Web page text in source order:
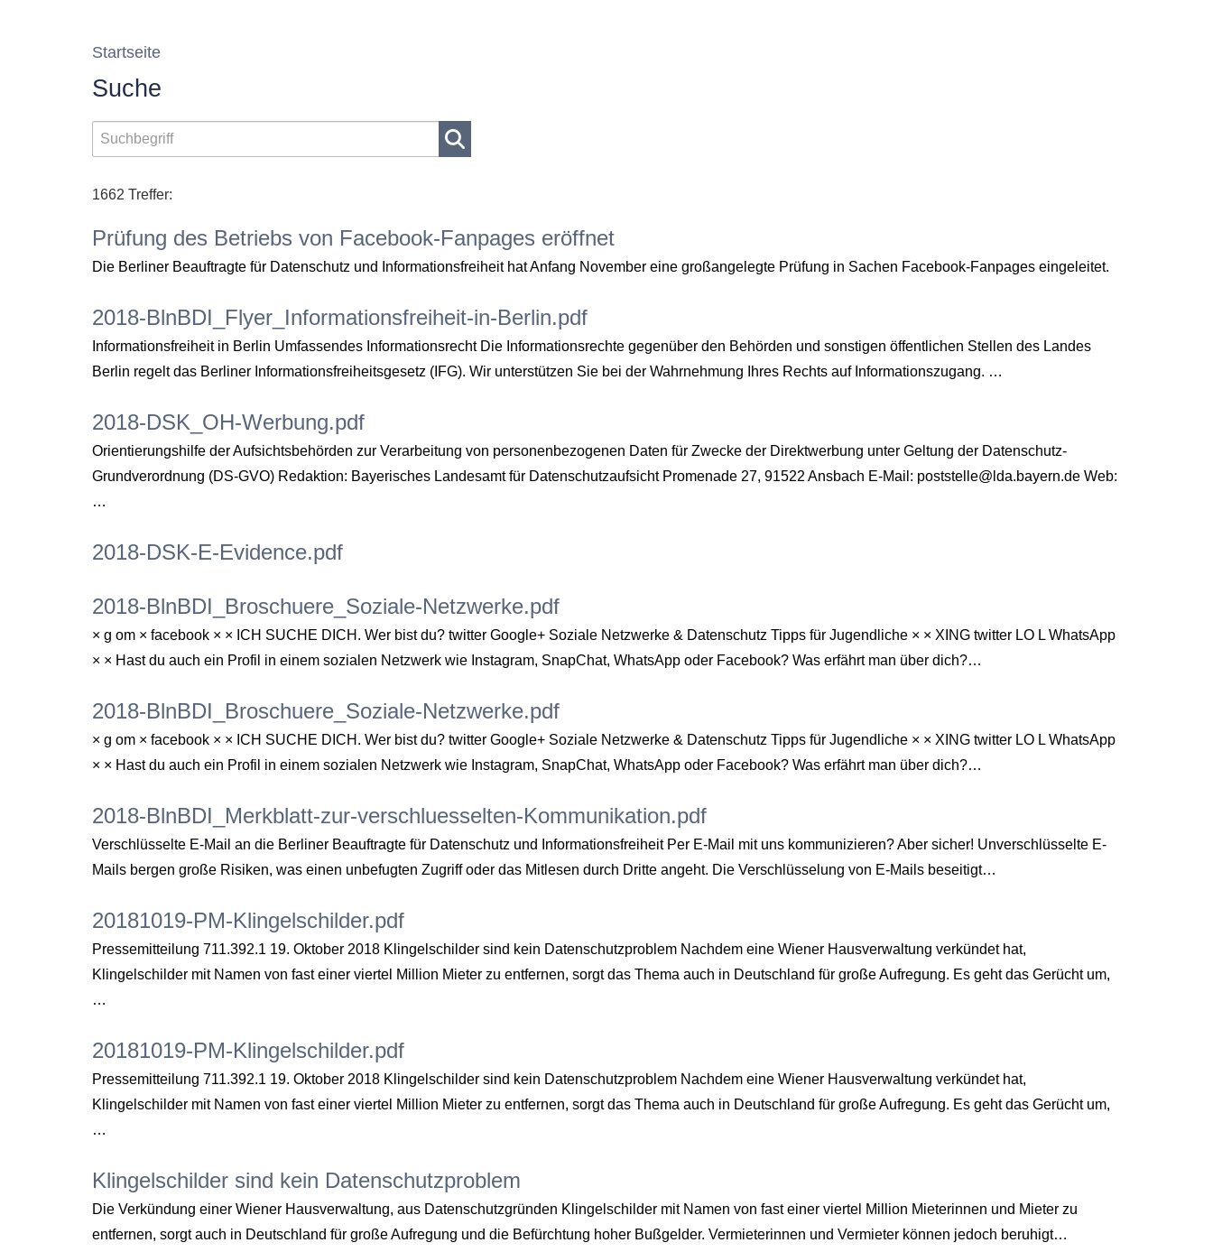
Startseite
Suche
1662 Treffer:
Prüfung des Betriebs von Facebook-Fanpages eröffnet
Die Berliner Beauftragte für Datenschutz und Informationsfreiheit hat Anfang November eine großangelegte Prüfung in Sachen Facebook-Fanpages eingeleitet.
2018-BlnBDI_Flyer_Informationsfreiheit-in-Berlin.pdf
Informationsfreiheit in Berlin Umfassendes Informationsrecht Die Informationsrechte gegenüber den Behörden und sonstigen öffentlichen Stellen des Landes
Berlin regelt das Berliner Informationsfreiheitsgesetz (IFG). Wir unterstützen Sie bei der Wahrnehmung Ihres Rechts auf Informationszugang. …
2018-DSK_OH-Werbung.pdf
Orientierungshilfe der Aufsichtsbehörden zur Verarbeitung von personenbezogenen Daten für Zwecke der Direktwerbung unter Geltung der Datenschutz-
Grundverordnung (DS-GVO) Redaktion: Bayerisches Landesamt für Datenschutzaufsicht Promenade 27, 91522 Ansbach E-Mail: poststelle@lda.bayern.de Web:
…
2018-DSK-E-Evidence.pdf
2018-BlnBDI_Broschuere_Soziale-Netzwerke.pdf
× g om × facebook × × ICH SUCHE DICH. Wer bist du? twitter Google+ Soziale Netzwerke & Datenschutz Tipps für Jugendliche × × XING twitter LO L WhatsApp
× × Hast du auch ein Profil in einem sozialen Netzwerk wie Instagram, SnapChat, WhatsApp oder Facebook? Was erfährt man über dich?…
2018-BlnBDI_Broschuere_Soziale-Netzwerke.pdf
× g om × facebook × × ICH SUCHE DICH. Wer bist du? twitter Google+ Soziale Netzwerke & Datenschutz Tipps für Jugendliche × × XING twitter LO L WhatsApp
× × Hast du auch ein Profil in einem sozialen Netzwerk wie Instagram, SnapChat, WhatsApp oder Facebook? Was erfährt man über dich?…
2018-BlnBDI_Merkblatt-zur-verschluesselten-Kommunikation.pdf
Verschlüsselte E-Mail an die Berliner Beauftragte für Datenschutz und Informationsfreiheit Per E-Mail mit uns kommunizieren? Aber sicher! Unverschlüsselte E-
Mails bergen große Risiken, was einen unbefugten Zugriff oder das Mitlesen durch Dritte angeht. Die Verschlüsselung von E-Mails beseitigt…
20181019-PM-Klingelschilder.pdf
Pressemitteilung 711.392.1 19. Oktober 2018 Klingelschilder sind kein Datenschutzproblem Nachdem eine Wiener Hausverwaltung verkündet hat,
Klingelschilder mit Namen von fast einer viertel Million Mieter zu entfernen, sorgt das Thema auch in Deutschland für große Aufregung. Es geht das Gerücht um,
…
20181019-PM-Klingelschilder.pdf
Pressemitteilung 711.392.1 19. Oktober 2018 Klingelschilder sind kein Datenschutzproblem Nachdem eine Wiener Hausverwaltung verkündet hat,
Klingelschilder mit Namen von fast einer viertel Million Mieter zu entfernen, sorgt das Thema auch in Deutschland für große Aufregung. Es geht das Gerücht um,
…
Klingelschilder sind kein Datenschutzproblem
Die Verkündung einer Wiener Hausverwaltung, aus Datenschutzgründen Klingelschilder mit Namen von fast einer viertel Million Mieterinnen und Mieter zu
entfernen, sorgt auch in Deutschland für große Aufregung und die Befürchtung hoher Bußgelder. Vermieterinnen und Vermieter können jedoch beruhigt…